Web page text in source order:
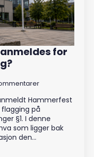
for
Hammerfest
på
§1. I denne
som ligger bak
den…